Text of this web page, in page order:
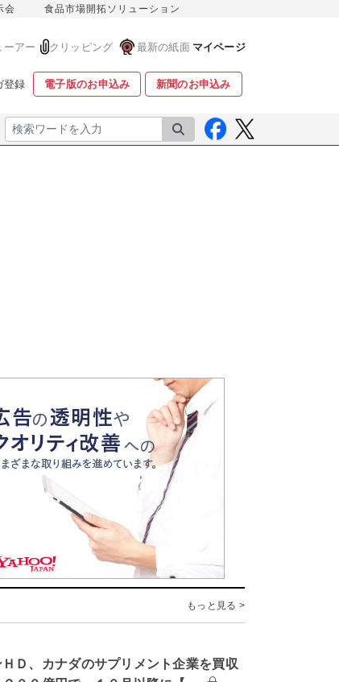
会 食品市場開拓ソリューション
ーアー クリッピング 最新の紙面 マイページ
登録 電子版のお申込み 新聞のお申込み
検索
もっと見る >
Ｄ、カナダのサプリメント企業を買収